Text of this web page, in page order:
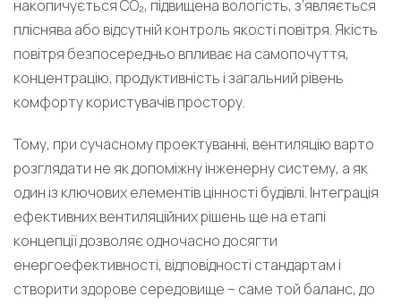
накопичується CO₂, підвищена вологість, з’являється
пліснява або відсутній контроль якості повітря. Якість
повітря безпосередньо впливає на самопочуття,
концентрацію, продуктивність і загальний рівень
комфорту користувачів простору.
Тому, при сучасному проектуванні, вентиляцію варто
розглядати не як допоміжну інженерну систему, а як
один із ключових елементів цінності будівлі. Інтеграція
ефективних вентиляційних рішень ще на етапі
концепції дозволяє одночасно досягти
енергоефективності, відповідності стандартам і
створити здорове середовище – саме той баланс, до